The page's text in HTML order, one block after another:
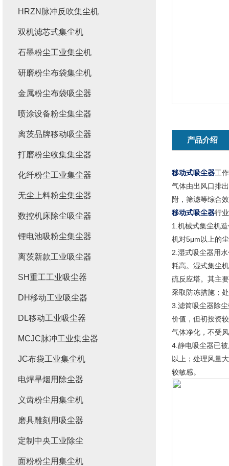
产品介绍
移动式吸尘器工
气体由出风口排
附，筛滤等综合
移动式吸尘器行
1.机械式集尘机
机对5μm以上的
2.湿式吸尘器用
耗高。湿式集尘
硫反应塔。其主
采取防冻措施；
3.滤筒吸尘器除
价值，但初投资
气体净化，不受
4.静电吸尘器已
以上；处理风量
较敏感。
HRZN脉冲反吹集尘机
双机滤芯式集尘机
石墨粉尘工业集尘机
研磨粉尘布袋集尘机
金属粉尘布袋吸尘器
喷涂设备粉尘集尘器
离茨品牌移动吸尘器
打磨粉尘收集集尘器
化纤粉尘工业集尘器
无尘上料粉尘集尘器
数控机床除尘吸尘器
锂电池吸粉尘集尘器
离茨新款工业吸尘器
SH重工工业吸尘器
DH移动工业吸尘器
DL移动工业吸尘器
MCJC脉冲工业集尘器
JC布袋工业集尘机
电焊旱烟用除尘器
义齿粉尘用集尘机
磨具雕刻用吸尘器
定制中央工业除尘
面粉粉尘用集尘机